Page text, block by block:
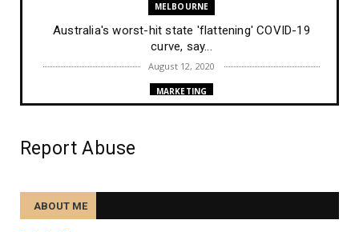
MELBOURNE
Australia's worst-hit state 'flattening' COVID-19
curve, say...
August 12, 2020
MARKETING
Etiam nec enim id mi maximus consequat sed ut
tortor.
Report Abuse
ABOUT ME